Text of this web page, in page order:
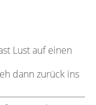
Lust auf einen
dann zurück ins